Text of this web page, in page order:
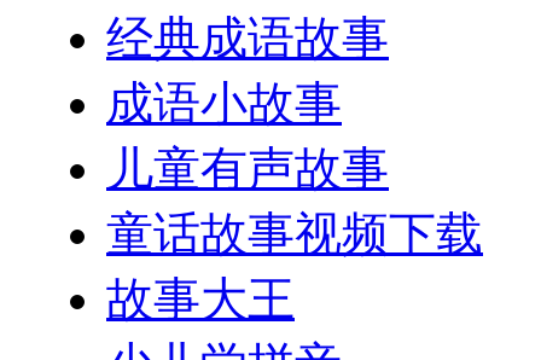
经典成语故事
成语小故事
儿童有声故事
童话故事视频下载
故事大王